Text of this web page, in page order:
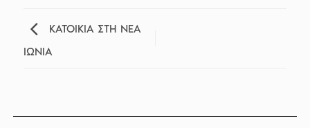
ΚΑΤΟΙΚΙΑ ΣΤΗ ΝΕΑ
ΙΩΝΙΑ